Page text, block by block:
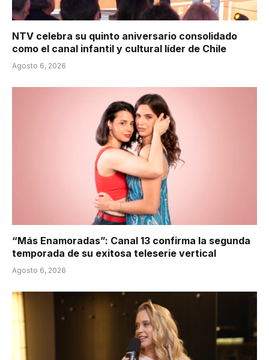
NTV celebra su quinto aniversario consolidado
como el canal infantil y cultural líder de Chile
Agosto 6, 2026
“Más Enamoradas”: Canal 13 confirma la segunda
temporada de su exitosa teleserie vertical
Agosto 6, 2026